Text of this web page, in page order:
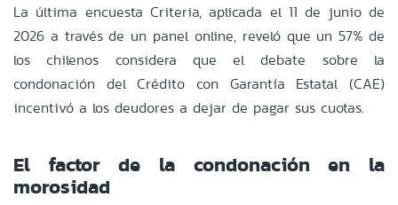
La última encuesta Criteria, aplicada el 11 de junio de
2026 a través de un panel online, reveló que un 57% de
los chilenos considera que el debate sobre la
condonación del Crédito con Garantía Estatal (CAE)
incentivó a los deudores a dejar de pagar sus cuotas.
El factor de la condonación en la
morosidad